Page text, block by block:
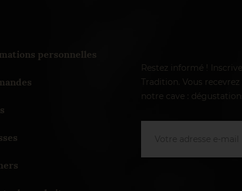
personnelles
Restez informé !
Tradition. Vous
notre cave :